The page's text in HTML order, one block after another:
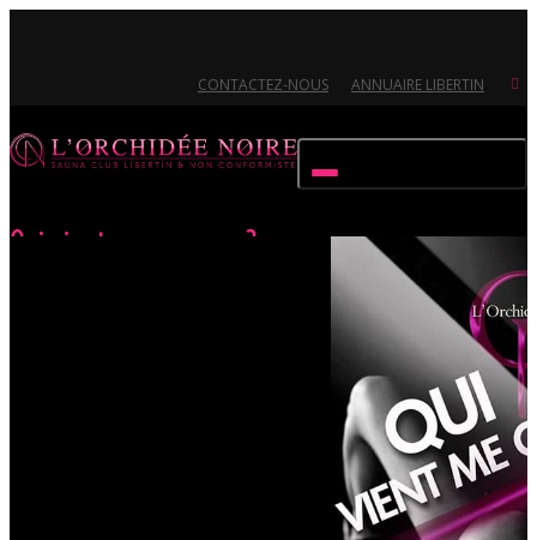
CONTACTEZ-NOUS ANNUAIRE LIBERTIN
Qui vient me croquer ?
Ouvert 7/7 - Pour toutes informations, contactez-nous au 02.51.72.21.81